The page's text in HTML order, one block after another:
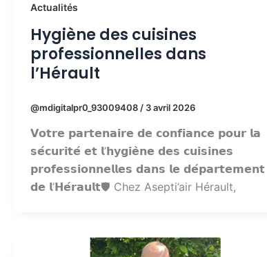
Actualités
Hygiène des cuisines
professionnelles dans
l’Hérault
@mdigitalpr0_93009408 / 3 avril 2026
𝗩𝗼𝘁𝗿𝗲 𝗽𝗮𝗿𝘁𝗲𝗻𝗮𝗶𝗿𝗲 𝗱𝗲 𝗰𝗼𝗻𝗳𝗶𝗮𝗻𝗰𝗲 𝗽𝗼𝘂𝗿 𝗹𝗮
𝘀𝗲́𝗰𝘂𝗿𝗶𝘁𝗲́ 𝗲𝘁 𝗹’𝗵𝘆𝗴𝗶𝗲̀𝗻𝗲 𝗱𝗲𝘀 𝗰𝘂𝗶𝘀𝗶𝗻𝗲𝘀
𝗽𝗿𝗼𝗳𝗲𝘀𝘀𝗶𝗼𝗻𝗻𝗲𝗹𝗹𝗲𝘀 𝗱𝗮𝗻𝘀 𝗹𝗲 𝗱𝗲́𝗽𝗮𝗿𝘁𝗲𝗺𝗲𝗻𝘁
𝗱𝗲 𝗹’𝗛𝗲́𝗿𝗮𝘂𝗹𝘁🛡️ Chez Asepti’air Hérault,